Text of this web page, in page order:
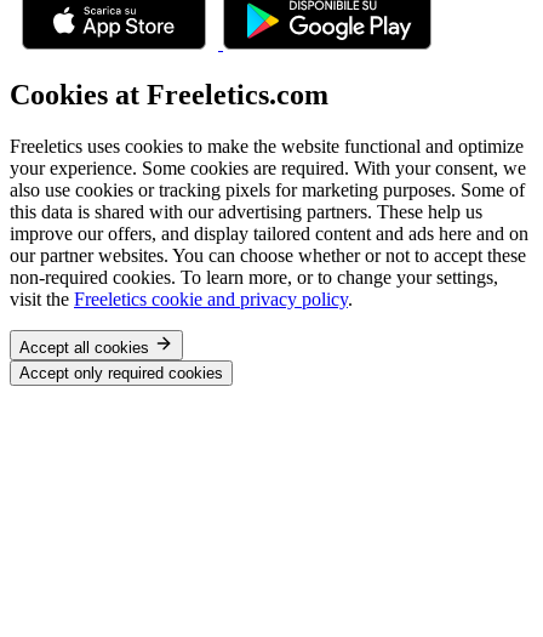
Cookies at Freeletics.com
Freeletics uses cookies to make the website functional and optimize
your experience. Some cookies are required. With your consent, we
also use cookies or tracking pixels for marketing purposes. Some of
this data is shared with our advertising partners. These help us
improve our offers, and display tailored content and ads here and on
our partner websites. You can choose whether or not to accept these
non-required cookies. To learn more, or to change your settings,
visit the Freeletics cookie and privacy policy.
Accept all cookies
Accept only required cookies